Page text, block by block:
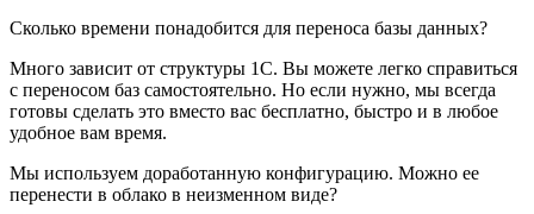
Сколько времени понадобится для переноса базы данных?
Много зависит от структуры 1С. Вы можете легко справиться
с переносом баз самостоятельно. Но если нужно, мы всегда
готовы сделать это вместо вас бесплатно, быстро и в любое
удобное вам время.
Мы используем доработанную конфигурацию. Можно ее
перенести в облако в неизменном виде?